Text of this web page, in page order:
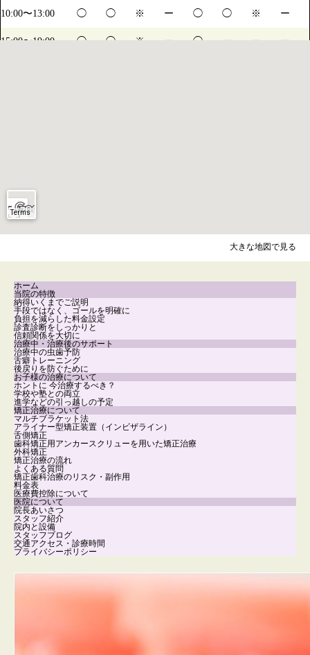
10:00〜13:00 ◯ ◯ ※ ー ◯ ◯ ※ ー
15:00〜19:00 ◯ ◯ ※ ◯
大きな地図で見る
ホーム
当院の特徴
納得いくまでご説明
手段ではなく、ゴールを明確に
負担を減らした料金設定
診査診断をしっかりと
信頼関係を大切に
治療中・治療後のサポート
治療中の虫歯予防
舌癖トレーニング
後戻りを防ぐために
お子様の治療について
ホントに 今治療するべき？
学校や塾との両立
進学などの引っ越しの予定
矯正治療について
マルチブラケット法
アライナー型矯正装置（インビザライン）
舌側矯正
歯科矯正用アンカースクリューを用いた矯正治療
外科矯正
矯正治療の流れ
よくある質問
矯正歯科治療のリスク・副作用
料金表
医療費控除について
医院について
院長あいさつ
スタッフ紹介
院内と設備
スタッフブログ
交通アクセス・診療時間
プライバシーポリシー